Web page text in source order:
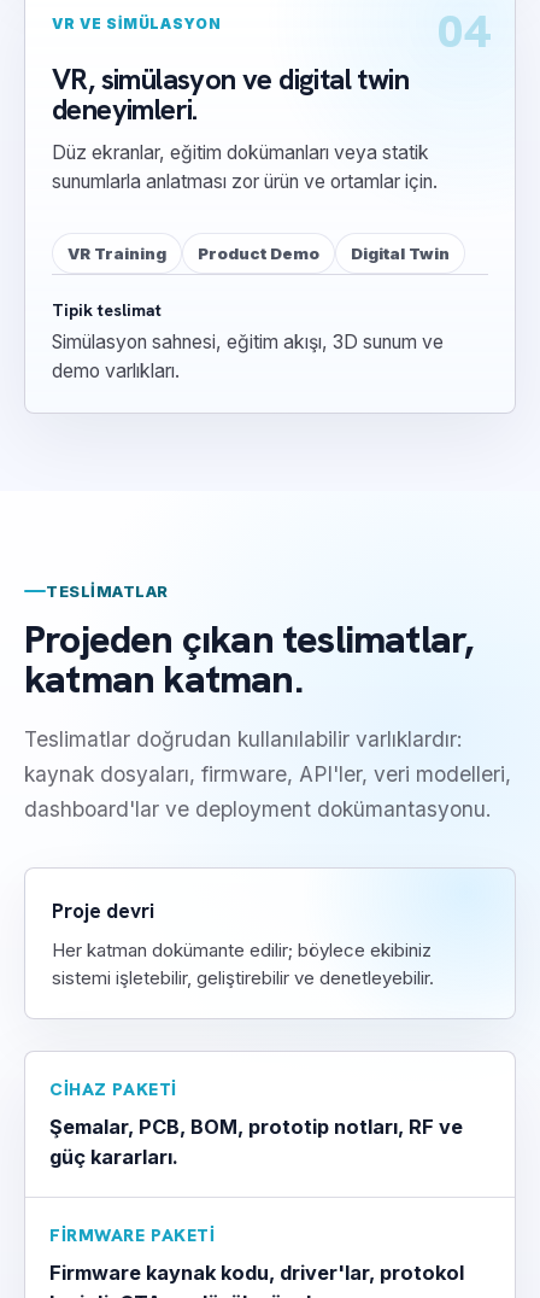
04
VR VE SIMÜLASYON
VR, simülasyon ve digital twin
deneyimleri.
Düz ekranlar, eğitim dokümanları veya statik
sunumlarla anlatması zor ürün ve ortamlar için.
VR Training Product Demo Digital Twin
Tipik teslimat
Simülasyon sahnesi, eğitim akışı, 3D sunum ve
demo varlıkları.
TESLIMATLAR
Projeden çıkan teslimatlar,
katman katman.
Teslimatlar doğrudan kullanılabilir varlıklardır:
kaynak dosyaları, firmware, API'ler, veri modelleri,
dashboard'lar ve deployment dokümantasyonu.
Proje devri
Her katman dokümante edilir; böylece ekibiniz
sistemi işletebilir, geliştirebilir ve denetleyebilir.
CIHAZ PAKETI
Şemalar, PCB, BOM, prototip notları, RF ve
güç kararları.
FIRMWARE PAKETI
Firmware kaynak kodu, driver'lar, protokol